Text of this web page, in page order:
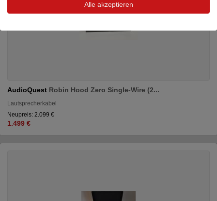
AudioQuest Robin Hood Zero Single-Wire (2...
Lautsprecherkabel
Neupreis: 2.099 €
1.499 €
Alle akzeptieren